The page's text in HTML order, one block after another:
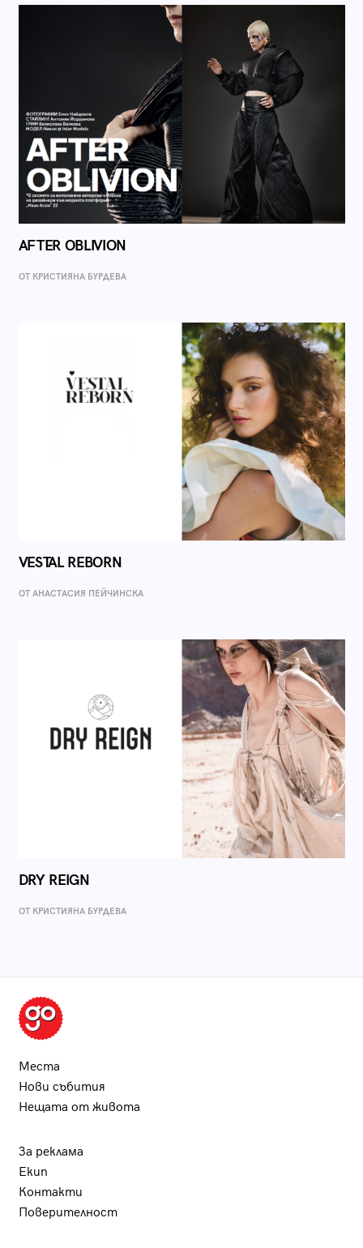
AFTER OBLIVION
ОТ КРИСТИЯНА БУРДЕВА
VESTAL REBORN
ОТ AНАСТАСИЯ ПЕЙЧИНСКА
DRY REIGN
ОТ КРИСТИЯНА БУРДЕВА
Места
Нови събития
Нещата от живота
За реклама
Екип
Контакти
Поверителност